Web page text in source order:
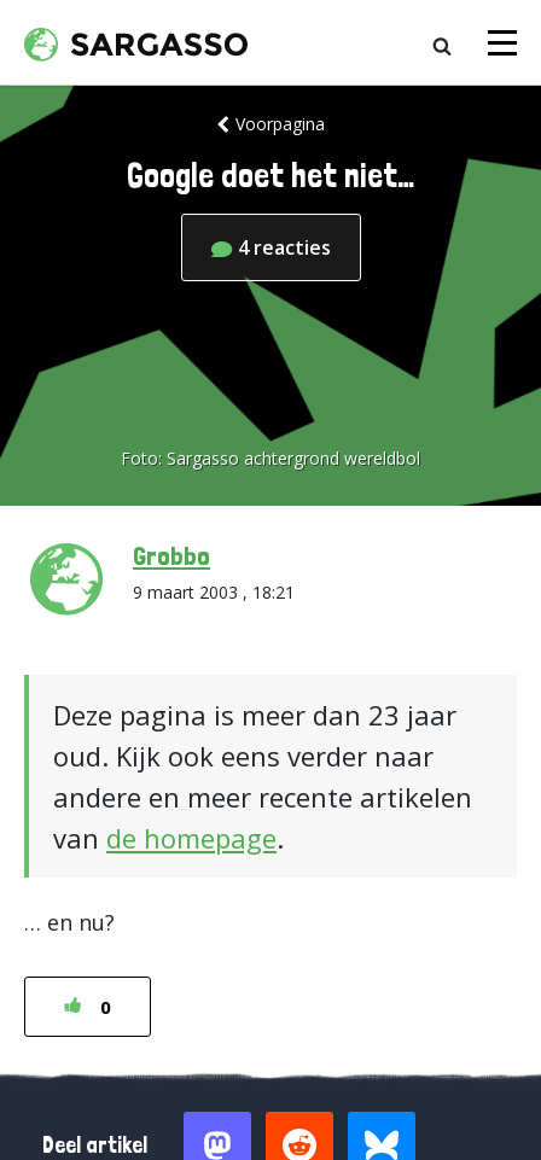
Voorpagina
Google doet het niet…
4 reacties
Foto: Sargasso achtergrond wereldbol
Grobbo
9 maart 2003 , 18:21
Deze pagina is meer dan 23 jaar
oud. Kijk ook eens verder naar
andere en meer recente artikelen
van de homepage.
… en nu?
0
Deel artikel